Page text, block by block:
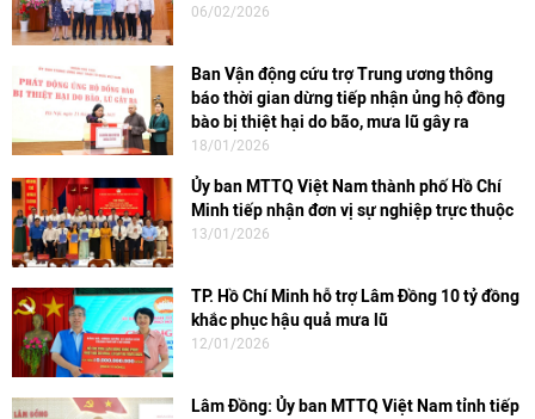
06/02/2026
Ban Vận động cứu trợ Trung ương thông
báo thời gian dừng tiếp nhận ủng hộ đồng
bào bị thiệt hại do bão, mưa lũ gây ra
18/01/2026
Ủy ban MTTQ Việt Nam thành phố Hồ Chí
Minh tiếp nhận đơn vị sự nghiệp trực thuộc
13/01/2026
TP. Hồ Chí Minh hỗ trợ Lâm Đồng 10 tỷ đồng
khắc phục hậu quả mưa lũ
12/01/2026
Lâm Đồng: Ủy ban MTTQ Việt Nam tỉnh tiếp